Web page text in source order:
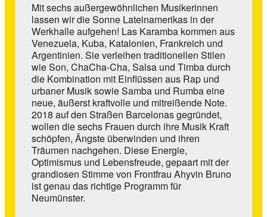
Mit sechs außergewöhnlichen Musikerinnen
lassen wir die Sonne Lateinamerikas in der
Werkhalle aufgehen! Las Karamba kommen aus
Venezuela, Kuba, Katalonien, Frankreich und
Argentinien. Sie verleihen traditionellen Stilen
wie Son, ChaCha-Cha, Salsa und Timba durch
die Kombination mit Einflüssen aus Rap und
urbaner Musik sowie Samba und Rumba eine
neue, äußerst kraftvolle und mitreißende Note.
2018 auf den Straßen Barcelonas gegründet,
wollen die sechs Frauen durch ihre Musik Kraft
schöpfen, Ängste überwinden und ihren
Träumen nachgehen. Diese Energie,
Optimismus und Lebensfreude, gepaart mit der
grandiosen Stimme von Frontfrau Ahyvin Bruno
ist genau das richtige Programm für
Neumünster.